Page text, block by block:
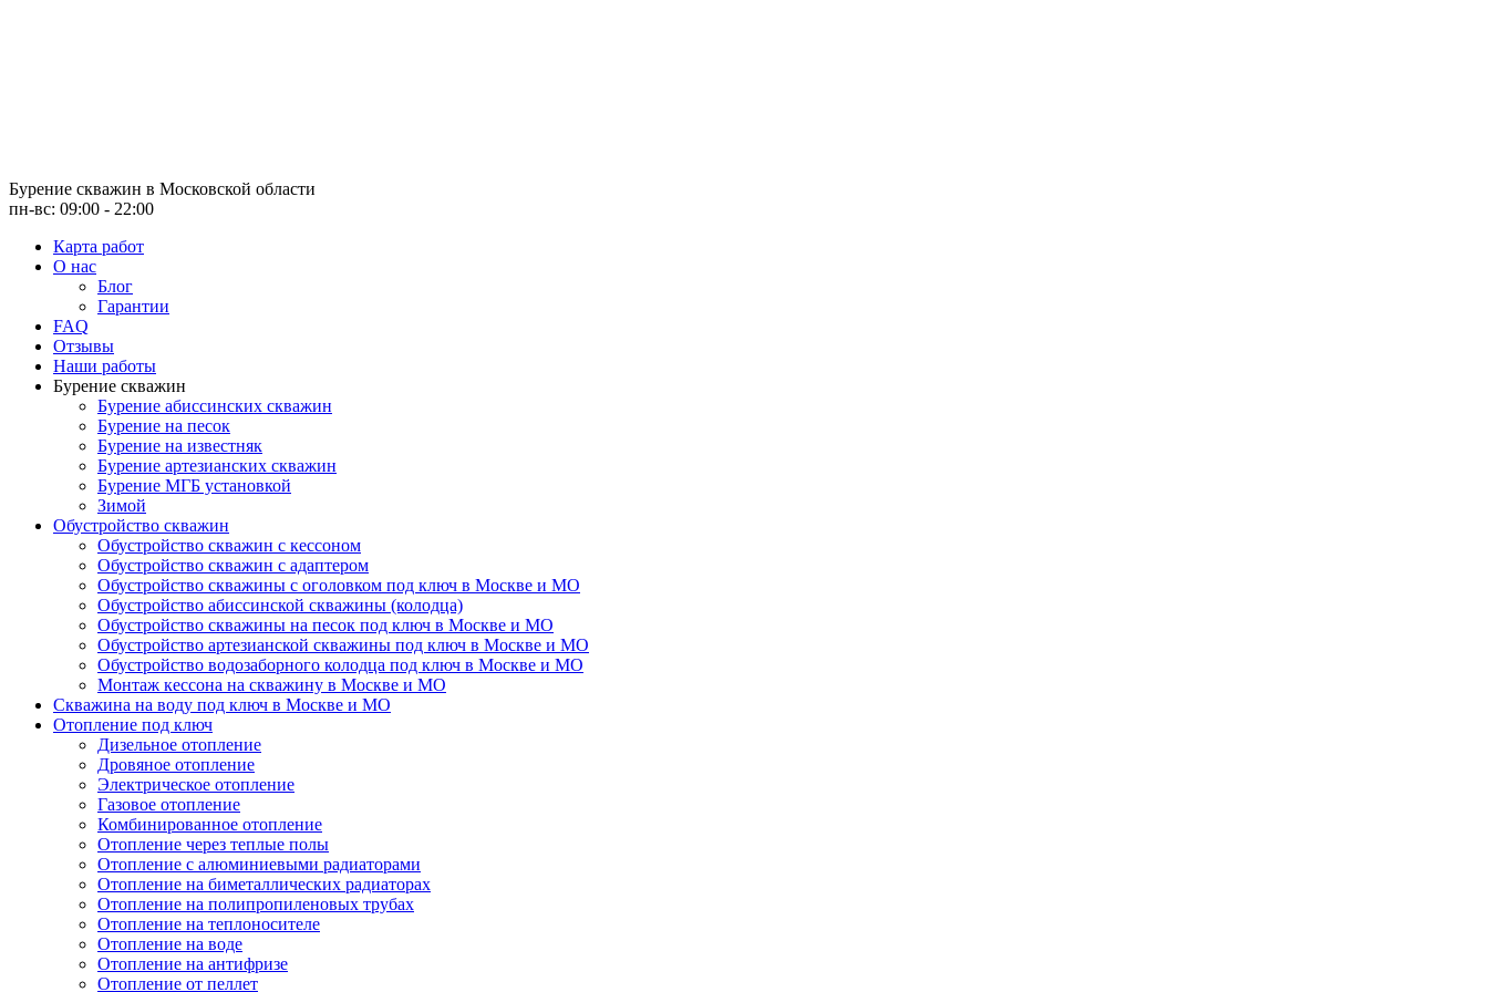
Бурение скважин в Московской области
пн-вс: 09:00 - 22:00
Карта работ
О нас
Блог
Гарантии
FAQ
Отзывы
Наши работы
Бурение скважин
Бурение абиссинских скважин
Бурение на песок
Бурение на известняк
Бурение артезианских скважин
Бурение МГБ установкой
Зимой
Обустройство скважин
Обустройство скважин с кессоном
Обустройство скважин с адаптером
Обустройство скважины с оголовком под ключ в Москве и МО
Обустройство абиссинской скважины (колодца)
Обустройство скважины на песок под ключ в Москве и МО
Обустройство артезианской скважины под ключ в Москве и МО
Обустройство водозаборного колодца под ключ в Москве и МО
Монтаж кессона на скважину в Москве и МО
Скважина на воду под ключ в Москве и МО
Отопление под ключ
Дизельное отопление
Дровяное отопление
Электрическое отопление
Газовое отопление
Комбинированное отопление
Отопление через теплые полы
Отопление с алюминиевыми радиаторами
Отопление на биметаллических радиаторах
Отопление на полипропиленовых трубах
Отопление на теплоносителе
Отопление на воде
Отопление на антифризе
Отопление от пеллет